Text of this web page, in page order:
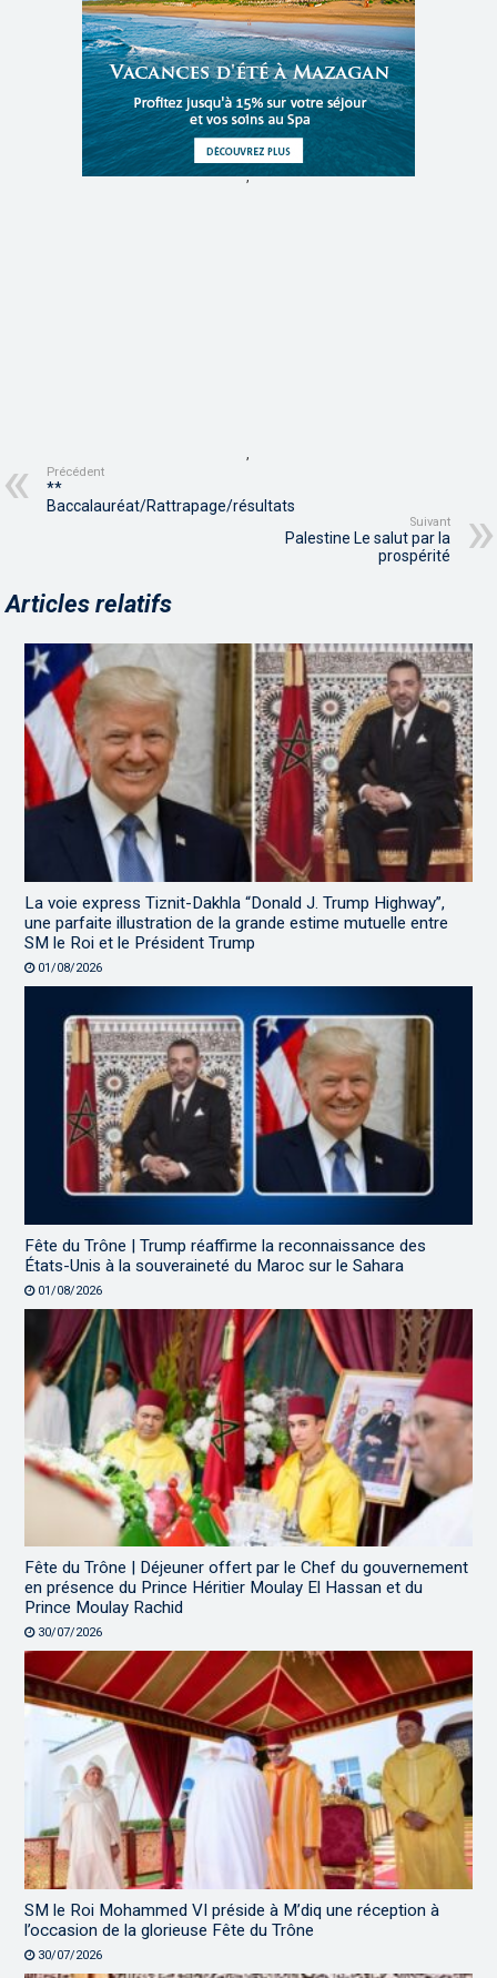
,
,
Précédent
**
Baccalauréat/Rattrapage/résultats
Suivant
Palestine Le salut par la
prospérité
Articles relatifs
La voie express Tiznit-Dakhla “Donald J. Trump Highway”,
une parfaite illustration de la grande estime mutuelle entre
SM le Roi et le Président Trump
01/08/2026
Fête du Trône | Trump réaffirme la reconnaissance des
États-Unis à la souveraineté du Maroc sur le Sahara
01/08/2026
Fête du Trône | Déjeuner offert par le Chef du gouvernement
en présence du Prince Héritier Moulay El Hassan et du
Prince Moulay Rachid
30/07/2026
SM le Roi Mohammed VI préside à M’diq une réception à
l’occasion de la glorieuse Fête du Trône
30/07/2026